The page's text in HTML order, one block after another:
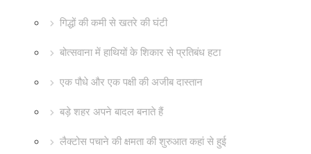
गिद्धों की कमी से खतरे की घंटी
बोत्सवाना में हाथियों के शिकार से प्रतिबंध हटा
एक पौधे और एक पक्षी की अजीब दास्तान
बड़े शहर अपने बादल बनाते हैं
लैक्टोस पचाने की क्षमता की शुरुआत कहां से हुई